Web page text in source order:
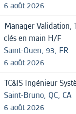
6 août 2026
Manager Validation,
clés en main H/F
Saint-Ouen, 93, FR
6 août 2026
TC&IS Ingénieur
Saint-Bruno, QC, CA
6 août 2026